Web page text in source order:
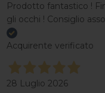
Prodotto fantastico !
gli occhi ! Consiglio
Acquirente verificato
28 Luglio 2026